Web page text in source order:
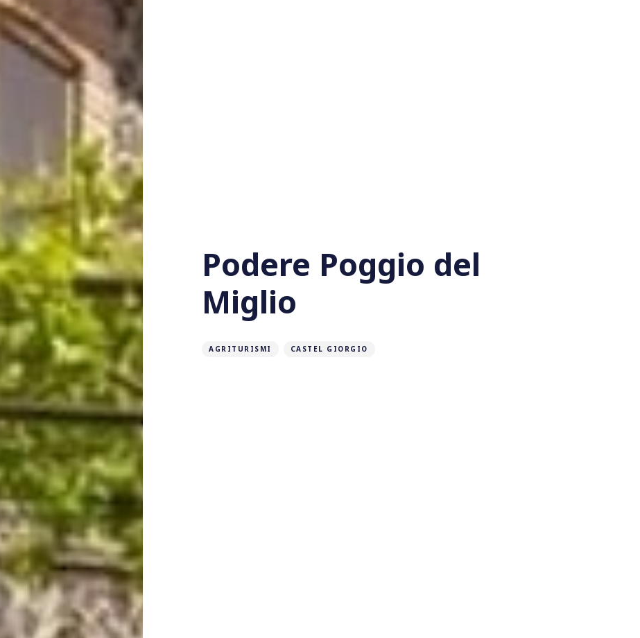
Podere Poggio del
Miglio
AGRITURISMI CASTEL GIORGIO